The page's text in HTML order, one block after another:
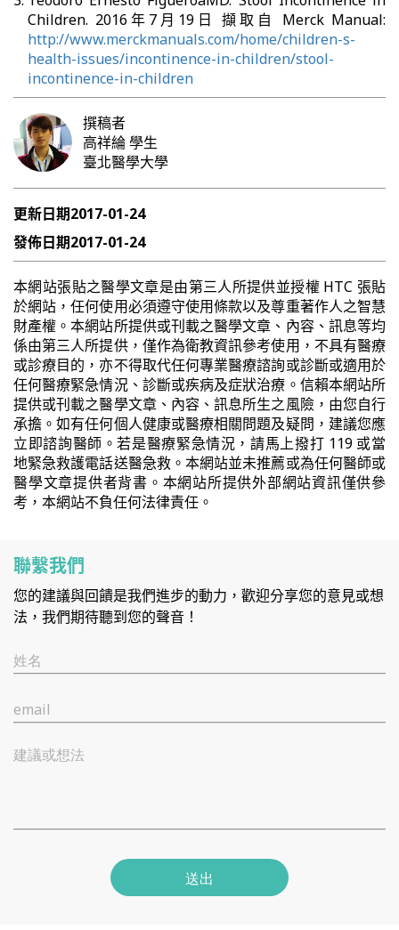
Children. 2016年7月19日 擷取自 Merck Manual:
http://www.merckmanuals.com/home/children-s-
health-issues/incontinence-in-children/stool-
incontinence-in-children
撰稿者
高祥綸學生
臺北醫學大學
更新日期2017-01-24
發佈日期2017-01-24
本網站張貼之醫學文章是由第三人所提供並授權 HTC 張貼
於網站，任何使用必須遵守使用條款以及尊重著作人之智慧
財產權。本網站所提供或刊載之醫學文章、內容、訊息等均
係由第三人所提供，僅作為衛教資訊參考使用，不具有醫療
或診療目的，亦不得取代任何專業醫療諮詢或診斷或適用於
任何醫療緊急情況、診斷或疾病及症狀治療。信賴本網站所
提供或刊載之醫學文章、內容、訊息所生之風險，由您自行
承擔。如有任何個人健康或醫療相關問題及疑問，建議您應
立即諮詢醫師。若是醫療緊急情況，請馬上撥打 119 或當
地緊急救護電話送醫急救。本網站並未推薦或為任何醫師或
醫學文章提供者背書。本網站所提供外部網站資訊僅供參
考，本網站不負任何法律責任。
聯繫我們
您的建議與回饋是我們進步的動力，歡迎分享您的意見或想
法，我們期待聽到您的聲音！
姓名
email
建議或想法
送出